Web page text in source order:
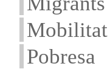
Mobilitat
Pobresa